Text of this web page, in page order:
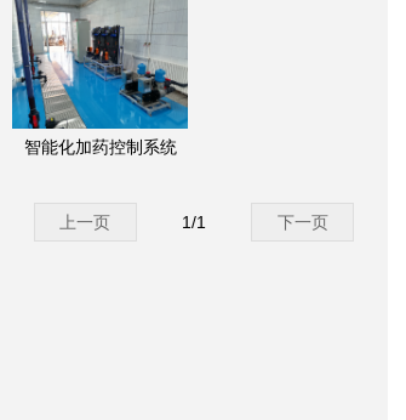
智能化加药控制系统
上一页 下一页
1/1